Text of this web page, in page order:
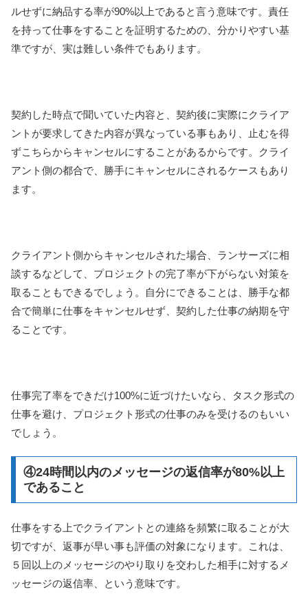
ルせずに納品する率が90%以上であると言う意味です。責任
を持って仕事をすることを証明するための、分かりやすい基
準ですが、実は難しい条件でもあります。
契約した時点で聞いていた内容と、契約後に実際にクライア
ントが要求してきた内容が異なっている事もあり、止むを得
ずこちらからキャンセルにすることがあるからです。クライ
アント側の都合で、勝手にキャンセルにされるケースもあり
ます。
クライアント側からキャンセルされた場合、ランサーズに相
談するなどして、プロジェクトの完了率が下がらない対策を
取ることもできるでしょう。自分にできることは、勝手な都
合で簡単に仕事をキャンセルせず、契約した仕事の納期を守
ることです。
仕事完了率をできだけ100%に近づけたいなら、タスク形式の
仕事を避け、プロジェクト形式の仕事のみを受けるのもいい
でしょう。
④24時間以内のメッセージの返信率が80%以上
であること
仕事をする上でクライアントとの連絡を頻繁に取ることが大
切ですが、返事が早い事も評価の対象になります。これは、
５回以上のメッセージのやり取りを交わした相手に対するメ
ッセージの返信率、という意味です。